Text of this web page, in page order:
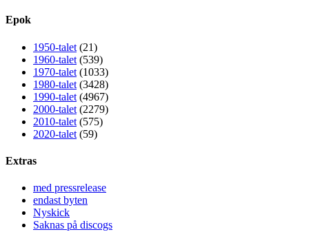
Epok
1950-talet (21)
1960-talet (539)
1970-talet (1033)
1980-talet (3428)
1990-talet (4967)
2000-talet (2279)
2010-talet (575)
2020-talet (59)
Extras
med pressrelease
endast byten
Nyskick
Saknas på discogs